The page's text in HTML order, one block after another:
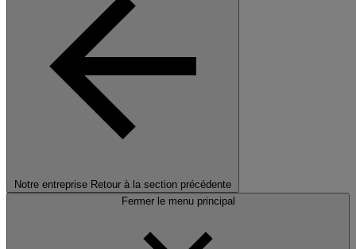
Notre entreprise Retour à la section précédente
Fermer le menu principal